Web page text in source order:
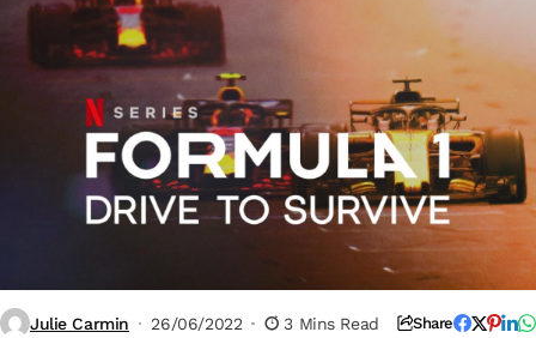
Julie Carmin 26/06/2022 3 Mins Read Share